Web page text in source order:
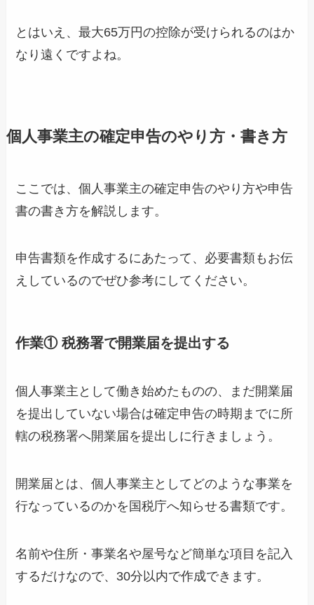
とはいえ、最大65万円の控除が受けられるのはか
なり遠くですよね。
個人事業主の確定申告のやり方・書き方
ここでは、個人事業主の確定申告のやり方や申告
書の書き方を解説します。
申告書類を作成するにあたって、必要書類もお伝
えしているのでぜひ参考にしてください。
作業① 税務署で開業届を提出する
個人事業主として働き始めたものの、まだ開業届
を提出していない場合は確定申告の時期までに所
轄の税務署へ開業届を提出しに行きましょう。
開業届とは、個人事業主としてどのような事業を
行なっているのかを国税庁へ知らせる書類です。
名前や住所・事業名や屋号など簡単な項目を記入
するだけなので、30分以内で作成できます。